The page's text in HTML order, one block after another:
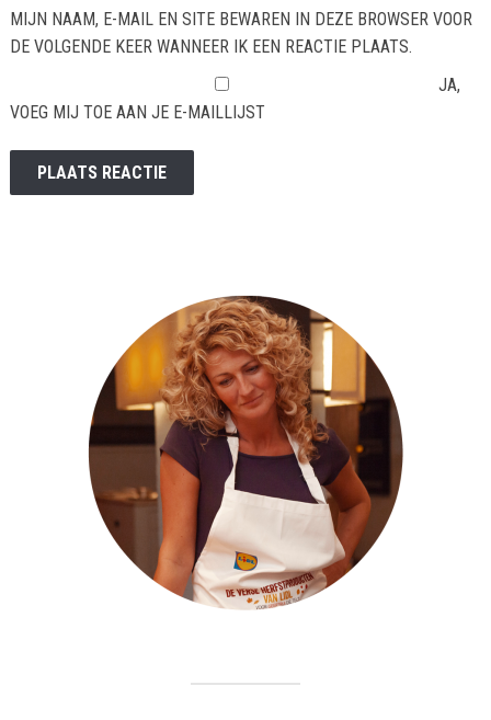
MIJN NAAM, E-MAIL EN SITE BEWAREN IN DEZE BROWSER VOOR
DE VOLGENDE KEER WANNEER IK EEN REACTIE PLAATS.
JA,
VOEG MIJ TOE AAN JE E-MAILLIJST